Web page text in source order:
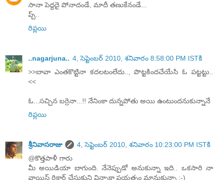
సానా పెద్దదై పోనాదండే, మాదీ తణుకేనండే...
ప్చ్..
రిప్లయి
..nagarjuna.. 4, సెప్టెంబర్ 2010, శనివారం 8:58:00 PM ISTకి
>>బావా ఎంతకొట్టినా కదలటంలేదు.., పొట్టకిందచేయేసి ఓ పట్టట్టు..
<<
ఓ...సచ్చిన బర్రెనా...!! నేనింకా దున్నపోతు అయి ఉంటుందనుకున్నానే
రిప్లయి
శ్రీనివాసరాజు
4, సెప్టెంబర్ 2010, శనివారం 10:23:00 PM ISTకి
@కొత్తపాళీ గారు
మీ అయిడియా బాగుంది. నేనెప్పుడో అనుకున్నా ఇది.. ఒకసారి నా
వాయిస్ రికార్డ్ చేసుకుని విన్నాకా ప్రయత్నం మానుకున్నా :-)